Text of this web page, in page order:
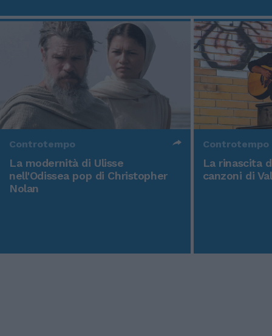
Controtempo
La modernità di Ulisse
nell'Odissea pop di Christopher
Nolan
Controtempo
La rinascita
canzoni di